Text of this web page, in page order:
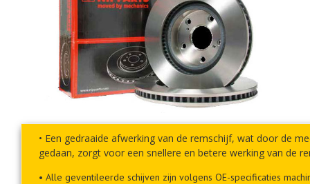
• Een gedraaide afwerking van de remschijf, wat door de
gedaan, zorgt voor een snellere en betere werking van de
• Alle geventileerde schijven zijn volgens OE-specificaties